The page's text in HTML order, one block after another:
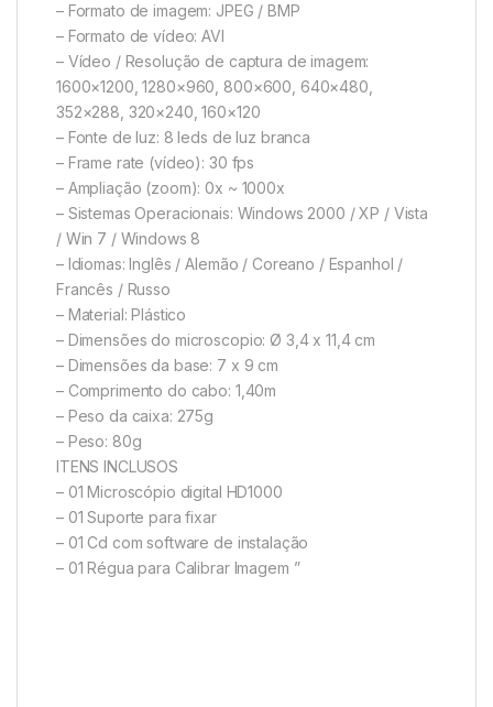
– Formato de imagem: JPEG / BMP
– Formato de vídeo: AVI
– Vídeo / Resolução de captura de imagem:
1600×1200, 1280×960, 800×600, 640×480,
352×288, 320×240, 160×120
– Fonte de luz: 8 leds de luz branca
– Frame rate (vídeo): 30 fps
– Ampliação (zoom): 0x ~ 1000x
– Sistemas Operacionais: Windows 2000 / XP / Vista
/ Win 7 / Windows 8
– Idiomas: Inglês / Alemão / Coreano / Espanhol /
Francês / Russo
– Material: Plástico
– Dimensões do microscopio: Ø 3,4 x 11,4 cm
– Dimensões da base: 7 x 9 cm
– Comprimento do cabo: 1,40m
– Peso da caixa: 275g
– Peso: 80g
ITENS INCLUSOS
– 01 Microscópio digital HD1000
– 01 Suporte para fixar
– 01 Cd com software de instalação
– 01 Régua para Calibrar Imagem ”